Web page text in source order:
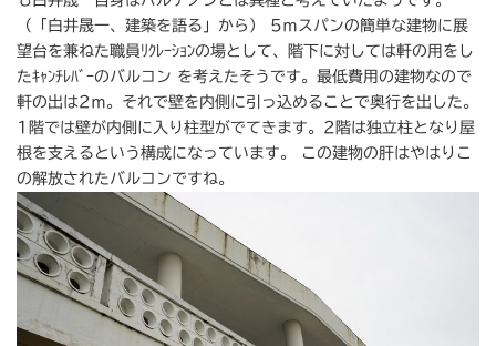
（「白井晟一、建築を語る」から） 5ｍスパンの簡単な建物に展
望台を兼ねた職員ﾘｸﾚｰｼｮﾝの場として、階下に対しては軒の用をし
たｷｬﾝﾁﾚﾊﾞｰのバルコン を考えたそうです。最低費用の建物なので
軒の出は2ｍ。それで壁を内側に引っ込めることで奥行を出した。
1階では壁が内側に入り柱型がでてきます。2階は独立柱となり屋
根を支えるという構成になっています。 この建物の肝はやはりこ
の解放されたバルコンですね。